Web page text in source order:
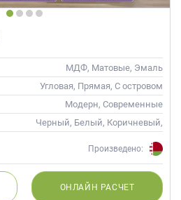
МДФ, Матовые, Эмаль
Угловая, Прямая, С островом
Модерн, Современные
Черный, Белый, Коричневый,
Белый верх темный низ
Произведено:
ОНЛАЙН РАСЧЕТ